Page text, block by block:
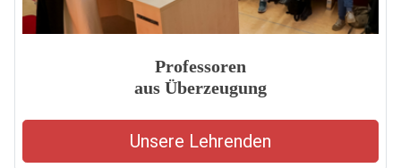
Professoren
aus Überzeugung
Unsere Lehrenden